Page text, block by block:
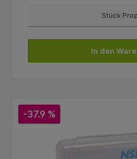
In den
-37.9 %